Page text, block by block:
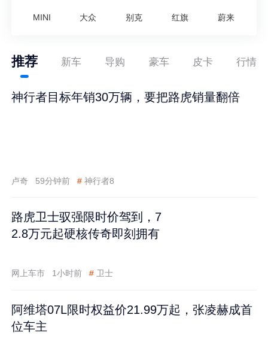
MINI 大众 别克 红旗 蔚来
推荐 新车 导购 豪车 皮卡 行情
神行者目标年销30万辆，要把路虎销量翻倍
卢奇 59分钟前 # 神行者8
路虎卫士驭强限时价驾到，7
2.8万元起硬核传奇即刻拥有
网上车市 1小时前 # 卫士
阿维塔07L限时权益价21.99万起，张凌赫成首
位车主